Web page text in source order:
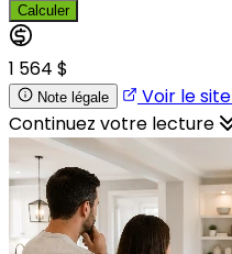
Calculer
1 564 $
Note légale Voir le site
Continuez votre lecture